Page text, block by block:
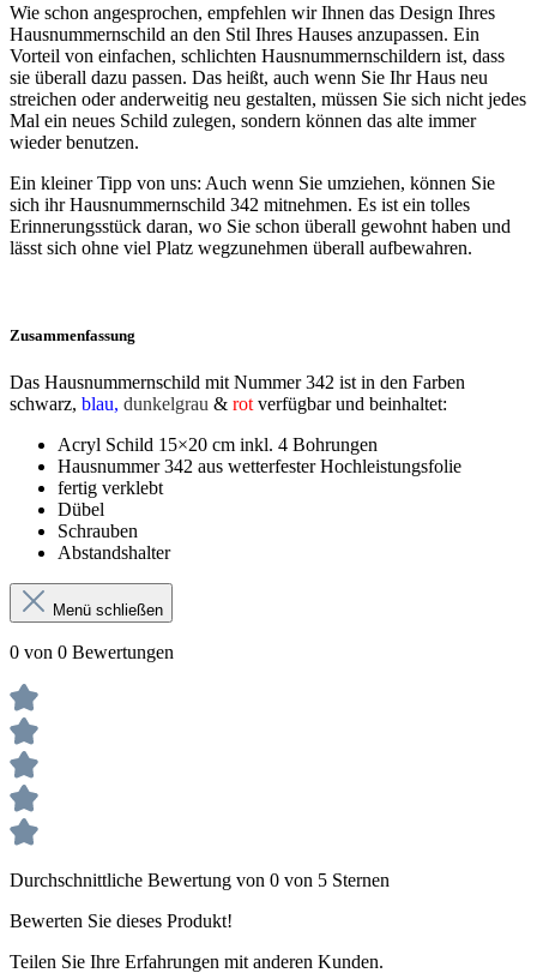
Wie schon angesprochen, empfehlen wir Ihnen das Design Ihres
Hausnummernschild an den Stil Ihres Hauses anzupassen. Ein
Vorteil von einfachen, schlichten Hausnummernschildern ist, dass
sie überall dazu passen. Das heißt, auch wenn Sie Ihr Haus neu
streichen oder anderweitig neu gestalten, müssen Sie sich nicht jedes
Mal ein neues Schild zulegen, sondern können das alte immer
wieder benutzen.
Ein kleiner Tipp von uns: Auch wenn Sie umziehen, können Sie
sich ihr Hausnummernschild 342 mitnehmen. Es ist ein tolles
Erinnerungsstück daran, wo Sie schon überall gewohnt haben und
lässt sich ohne viel Platz wegzunehmen überall aufbewahren.
Zusammenfassung
Das Hausnummernschild mit Nummer 342 ist in den Farben
schwarz, blau, dunkelgrau & rot verfügbar und beinhaltet:
Acryl Schild 15×20 cm inkl. 4 Bohrungen
Hausnummer 342 aus wetterfester Hochleistungsfolie
fertig verklebt
Dübel
Schrauben
Abstandshalter
Menü schließen
0 von 0 Bewertungen
Durchschnittliche Bewertung von 0 von 5 Sternen
Bewerten Sie dieses Produkt!
Teilen Sie Ihre Erfahrungen mit anderen Kunden.